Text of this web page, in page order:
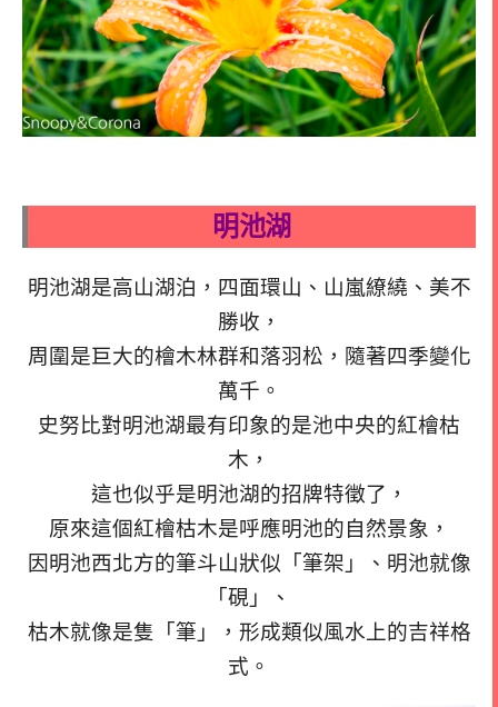
明池湖
明池湖是高山湖泊，四面環山、山嵐繚繞、美不
勝收，
周圍是巨大的檜木林群和落羽松，隨著四季變化
萬千。
史努比對明池湖最有印象的是池中央的紅檜枯
木，
這也似乎是明池湖的招牌特徵了，
原來這個紅檜枯木是呼應明池的自然景象，
因明池西北方的筆斗山狀似「筆架」、明池就像
「硯」、
枯木就像是隻「筆」，形成類似風水上的吉祥格
式。